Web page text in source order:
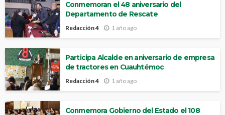
Conmemoran el 48 aniversario del
Departamento de Rescate
Redacción 4 1 año ago
Participa Alcalde en aniversario de empresa
de tractores en Cuauhtémoc
Redacción 4 1 año ago
Conmemora Gobierno del Estado el 108